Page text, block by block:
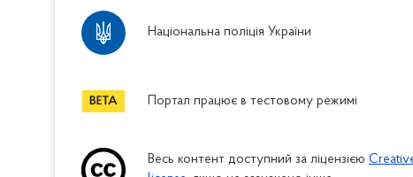
Національна поліція України
Портал працює в тестовому режимі
Весь контент доступний за ліцензією